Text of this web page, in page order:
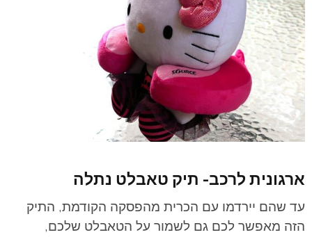
ארגונית לרכב- תיק טאבלט נתלה
עד שהם יירדמו עם הכרית מהפסקה הקודמת, התיק
הזה מאפשר לכם גם לשמור על הטאבלט שלכם,